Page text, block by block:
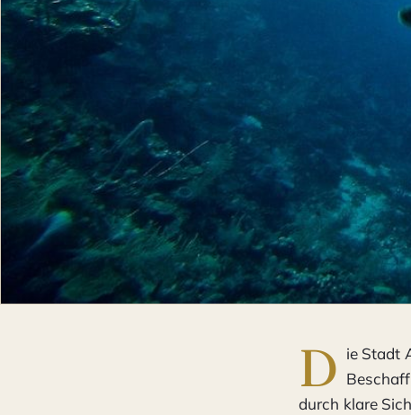
D ie Stadt
durch klare